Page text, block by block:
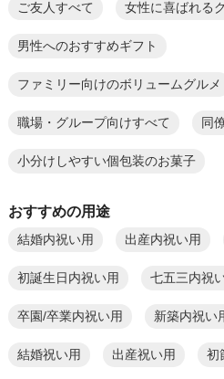
ご友人すべて 女性に喜ばれる
男性へのおすすめギフト
ファミリー向けのボリュームグルメ
職場・グループ向けすべて 同
小分けしやすい個包装のお菓子
おすすめの用途
結婚内祝い用 出産内祝い用
初誕生日内祝い用 七五三内祝
卒園/卒業内祝い用 新築内祝い
結婚祝い用 出産祝い用 初